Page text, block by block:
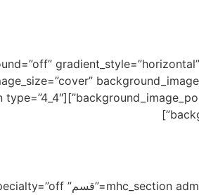
gradient_background=”off”